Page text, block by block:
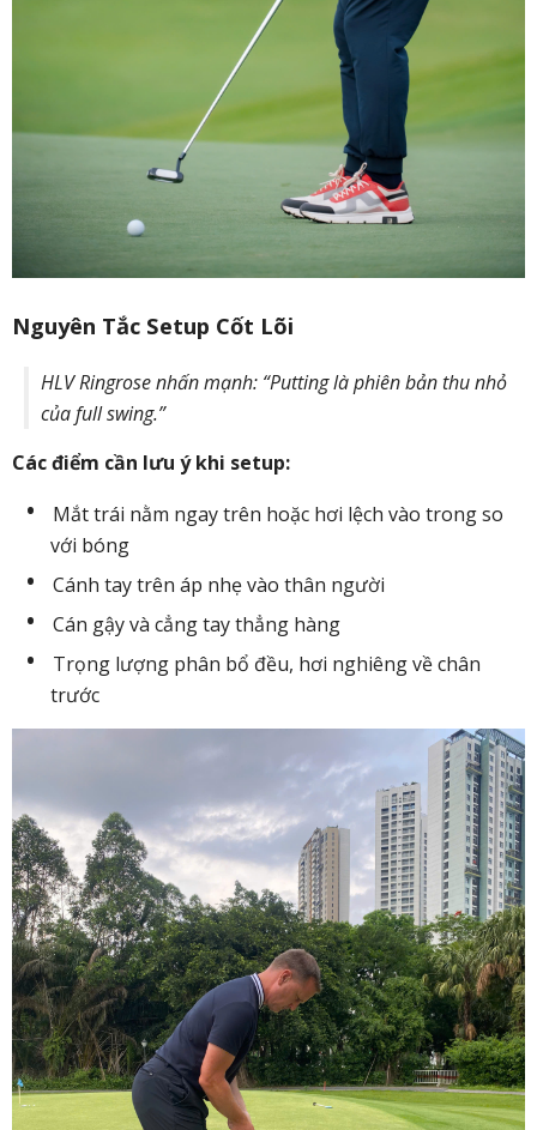
Nguyên Tắc Setup Cốt Lõi
HLV Ringrose nhấn mạnh: “Putting là phiên bản thu nhỏ
của full swing.”
Các điểm cần lưu ý khi setup:
Mắt trái nằm ngay trên hoặc hơi lệch vào trong so
với bóng
Cánh tay trên áp nhẹ vào thân người
Cán gậy và cẳng tay thẳng hàng
Trọng lượng phân bổ đều, hơi nghiêng về chân
trước